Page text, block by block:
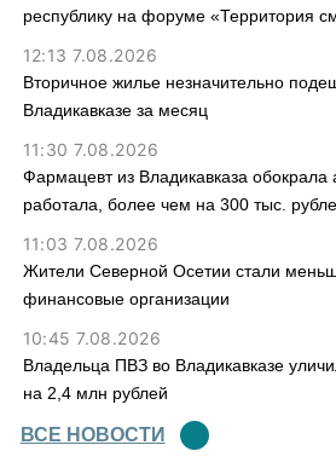
республику на форуме «Территория
12:13 7.08.2026
Вторичное жилье незначительно
Владикавказе за месяц
11:30 7.08.2026
Фармацевт из Владикавказа обокрала
работала, более чем на 300 тыс.
11:03 7.08.2026
Жители Северной Осетии стали
финансовые организации
10:45 7.08.2026
Владельца ПВЗ во Владикавказе
на 2,4 млн рублей
ВСЕ НОВОСТИ